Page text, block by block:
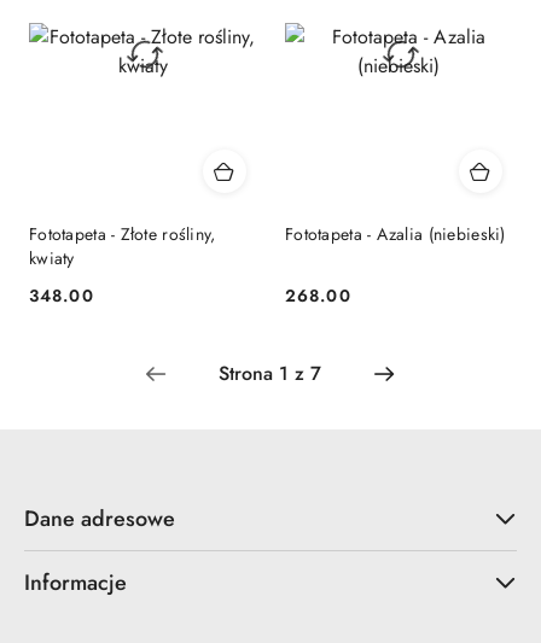
Fototapeta - Złote rośliny,
kwiaty
Cena:
348.00
Fototapeta - Azalia (niebieski)
Cena:
268.00
Dane adresowe
Informacje